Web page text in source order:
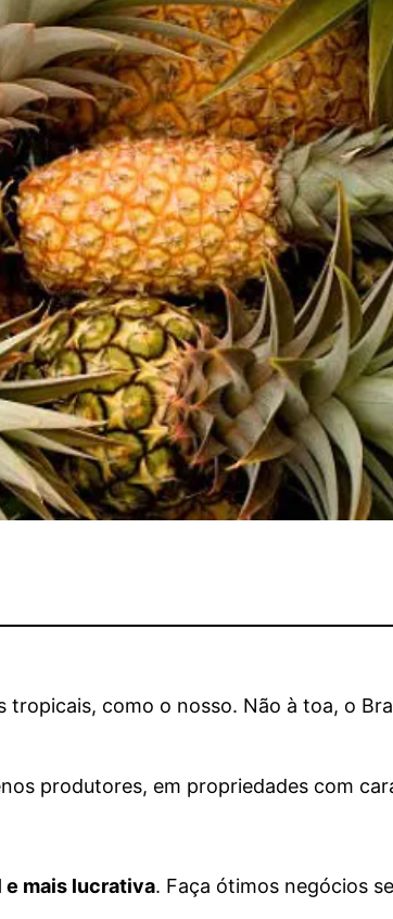
tropicais, como o nosso. Não à toa, o
produtores, em propriedades com
e mais lucrativa. Faça ótimos negócios